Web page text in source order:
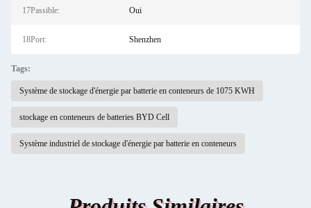
17Passible: Oui
18Port: Shenzhen
Tags:
Système de stockage d'énergie par batterie en conteneurs de 1075 KWH
stockage en conteneurs de batteries BYD Cell
Système industriel de stockage d'énergie par batterie en conteneurs